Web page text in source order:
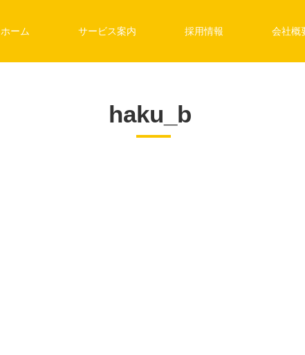
ホーム サービス案内 採用情報 会社概
haku_b